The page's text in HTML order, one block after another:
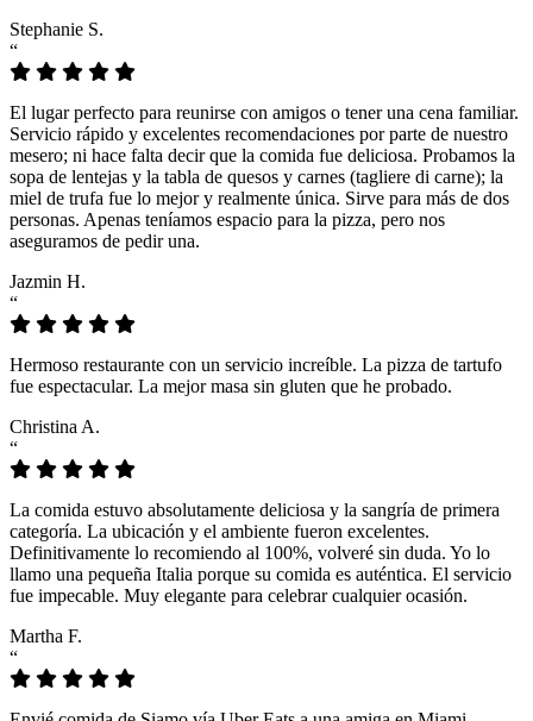
Stephanie S.
“
El lugar perfecto para reunirse con amigos o tener una cena familiar.
Servicio rápido y excelentes recomendaciones por parte de nuestro
mesero; ni hace falta decir que la comida fue deliciosa. Probamos la
sopa de lentejas y la tabla de quesos y carnes (tagliere di carne); la
miel de trufa fue lo mejor y realmente única. Sirve para más de dos
personas. Apenas teníamos espacio para la pizza, pero nos
aseguramos de pedir una.
Jazmin H.
“
Hermoso restaurante con un servicio increíble. La pizza de tartufo
fue espectacular. La mejor masa sin gluten que he probado.
Christina A.
“
La comida estuvo absolutamente deliciosa y la sangría de primera
categoría. La ubicación y el ambiente fueron excelentes.
Definitivamente lo recomiendo al 100%, volveré sin duda. Yo lo
llamo una pequeña Italia porque su comida es auténtica. El servicio
fue impecable. Muy elegante para celebrar cualquier ocasión.
Martha F.
“